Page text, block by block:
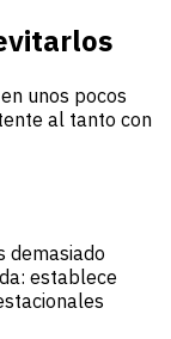
unos pocos
al tanto con
demasiado
establece